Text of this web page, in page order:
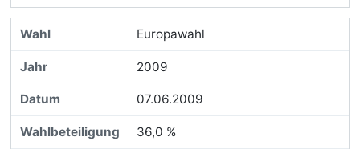
Europawahl
2009
07.06.2009
36,0 %